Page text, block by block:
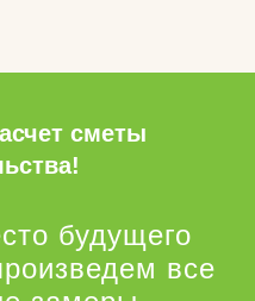
сметы
будущего
все